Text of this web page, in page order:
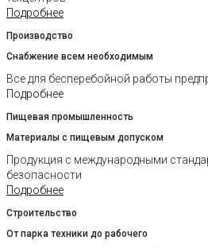
Подробнее
Производство
Снабжение всем необходимым
Все для бесперебойной работы
Подробнее
Пищевая промышленность
Материалы с пищевым допуском
Продукция с международными
безопасности
Подробнее
Строительство
От парка техники до рабочего